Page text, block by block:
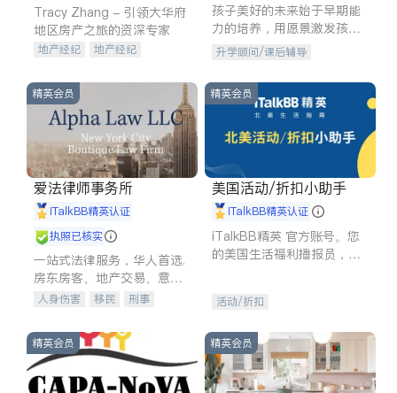
Tracy Zhang - 引领大华府
地区房产之旅的资深专家
地产经纪
地产经纪
商铺租售
孩子美好的未来始于早期能
力的培养，用愿景激发孩子
的学习潜力和动力。理念：
拥有成长型心态是成功的基
石。
升学顾问/课后辅导
精英会员
爱法律师事务所
iTalkBB精英认证
执照已核实
一站式法律服务，华人首选.
房东房客、地产交易、意外
伤害、车祸重伤、商业诉
建筑合同、刑事案件全包办
人身伤害 移民
刑事
信托/遗嘱
商业
索赔
律师-其它 保释
精英会员
美国活动/折扣小助手
iTalkBB精英认证
iTalkBB精英 官方账号。您
的美国生活福利播报员，精
专属福利。
活动/折扣
精英会员 精英会员